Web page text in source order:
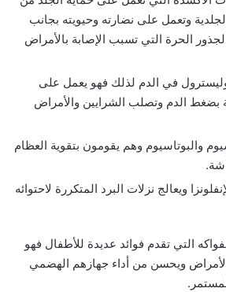
وتعمل على نضارته وحيويته بجانب
الحرة التي تسبب الإصابة بالأمراض
في الدم لذلك فهو يعمل على
بضغط الدم وتصلب الشرايين والأمراض
والبوتاسيوم وهم يقومون بتقوية العظام
ويعالج نزلات البرد المتكررة لاحتوائه
التي تقدم فوائد عديدة للأطفال فهو
ويحسن من أداء جهازهم الهضمي